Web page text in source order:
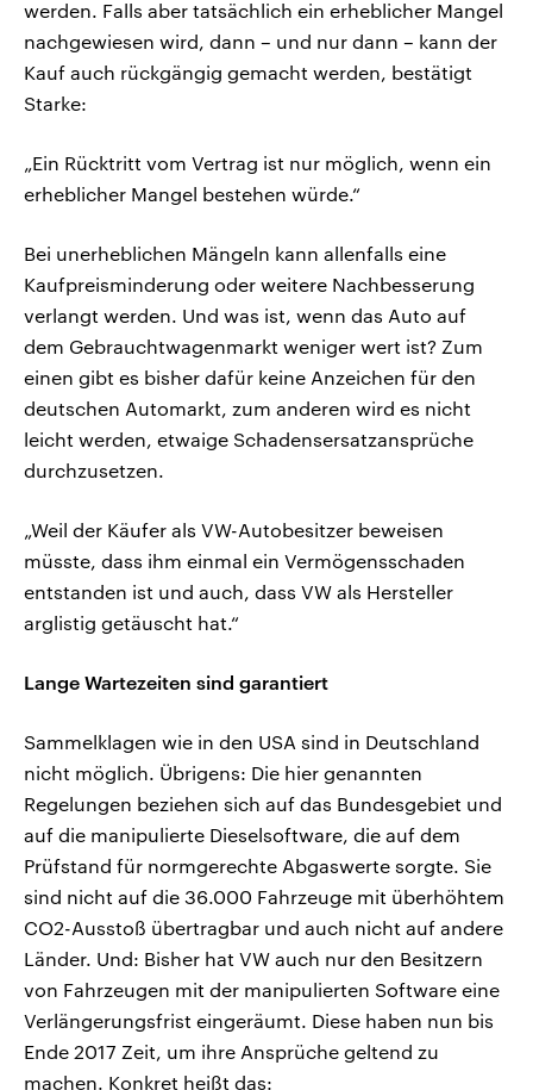
werden. Falls aber tatsächlich ein erheblicher Mangel
nachgewiesen wird, dann – und nur dann – kann der
Kauf auch rückgängig gemacht werden, bestätigt
Starke:
„Ein Rücktritt vom Vertrag ist nur möglich, wenn ein
erheblicher Mangel bestehen würde.“
Bei unerheblichen Mängeln kann allenfalls eine
Kaufpreisminderung oder weitere Nachbesserung
verlangt werden. Und was ist, wenn das Auto auf
dem Gebrauchtwagenmarkt weniger wert ist? Zum
einen gibt es bisher dafür keine Anzeichen für den
deutschen Automarkt, zum anderen wird es nicht
leicht werden, etwaige Schadensersatzansprüche
durchzusetzen.
„Weil der Käufer als VW-Autobesitzer beweisen
müsste, dass ihm einmal ein Vermögensschaden
entstanden ist und auch, dass VW als Hersteller
arglistig getäuscht hat.“
Lange Wartezeiten sind garantiert
Sammelklagen wie in den USA sind in Deutschland
nicht möglich. Übrigens: Die hier genannten
Regelungen beziehen sich auf das Bundesgebiet und
auf die manipulierte Dieselsoftware, die auf dem
Prüfstand für normgerechte Abgaswerte sorgte. Sie
sind nicht auf die 36.000 Fahrzeuge mit überhöhtem
CO2-Ausstoß übertragbar und auch nicht auf andere
Länder. Und: Bisher hat VW auch nur den Besitzern
von Fahrzeugen mit der manipulierten Software eine
Verlängerungsfrist eingeräumt. Diese haben nun bis
Ende 2017 Zeit, um ihre Ansprüche geltend zu
machen. Konkret heißt das: